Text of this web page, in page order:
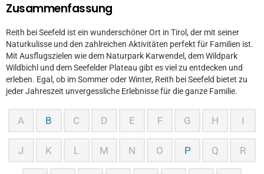
Zusammenfassung
Reith bei Seefeld ist ein wunderschöner Ort in Tirol, der mit seiner
Naturkulisse und den zahlreichen Aktivitäten perfekt für Familien ist.
Mit Ausflugszielen wie dem Naturpark Karwendel, dem Wildpark
Wildbichl und dem Seefelder Plateau gibt es viel zu entdecken und
erleben. Egal, ob im Sommer oder Winter, Reith bei Seefeld bietet zu
jeder Jahreszeit unvergessliche Erlebnisse für die ganze Familie.
A B C D E F G H I
J K L M N O P Q R